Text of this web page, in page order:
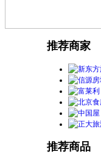
推荐商家
推荐商品